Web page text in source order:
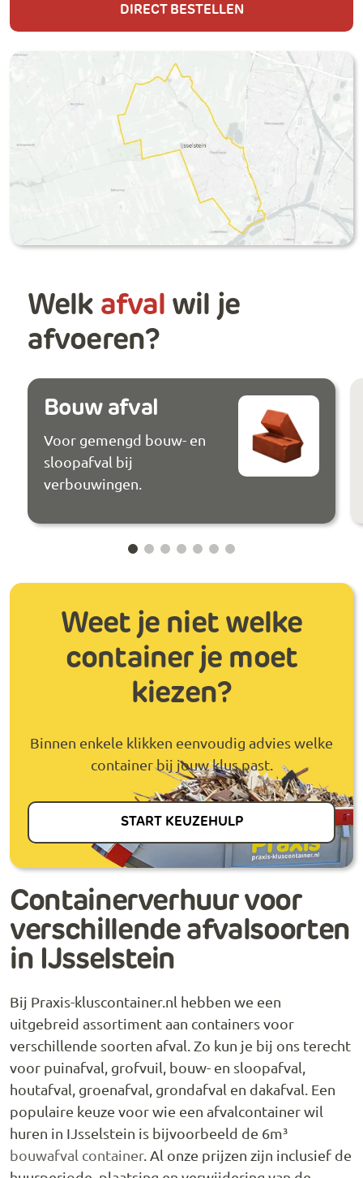
DIRECT BESTELLEN
Welk afval wil je
afvoeren?
Bouw afval
Voor gemengd bouw- en
sloopafval bij
verbouwingen.
Weet je niet welke
container je moet
kiezen?
Binnen enkele klikken eenvoudig advies welke
container bij jouw klus past.
START KEUZEHULP
Containerverhuur voor
verschillende afvalsoorten
in IJsselstein
Bij Praxis-kluscontainer.nl hebben we een
uitgebreid assortiment aan containers voor
verschillende soorten afval. Zo kun je bij ons terecht
voor puinafval, grofvuil, bouw- en sloopafval,
houtafval, groenafval, grondafval en dakafval. Een
populaire keuze voor wie een afvalcontainer wil
huren in IJsselstein is bijvoorbeeld de 6m³
bouwafval container. Al onze prijzen zijn inclusief de